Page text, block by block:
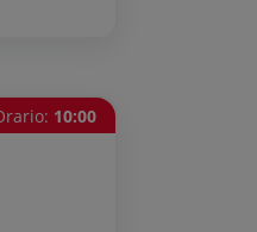
10:00